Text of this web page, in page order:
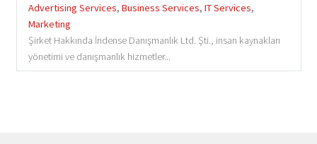
Advertising Services, Business Services, IT Services,
Marketing
Şirket Hakkında İndense Danışmanlık Ltd. Şti., insan kaynakları
yönetimi ve danışmanlık hizmetler...